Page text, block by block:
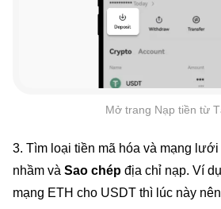
Mở trang Nạp tiền từ
3. Tìm loại tiền mã hóa và mạng
nhầm và Sao chép địa chỉ nạp. Ví
mạng ETH cho USDT thì lúc này